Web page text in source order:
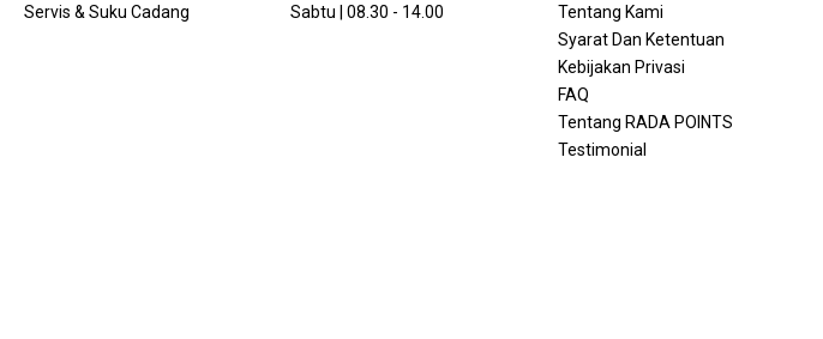
Servis & Suku Cadang
Sabtu | 08.30 - 14.00
Tentang Kami
Syarat Dan Ketentuan
Kebijakan Privasi
FAQ
Tentang RADA POINTS
Testimonial